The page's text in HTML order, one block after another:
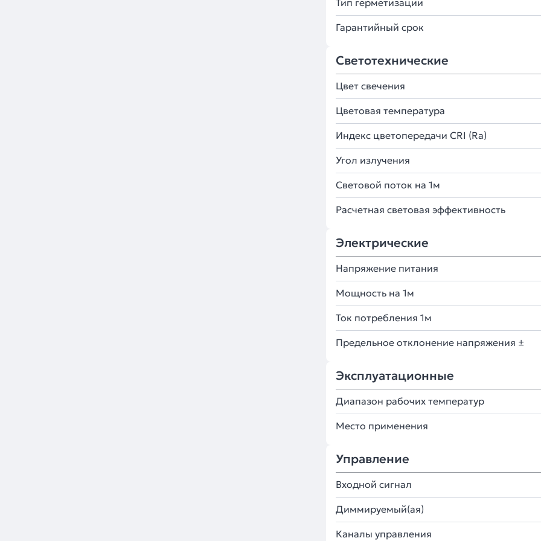
Тип герметизации
Гарантийный срок
Светотехнические
Цвет свечения
Цветовая температура
Индекс цветопередачи CRI (Ra)
Угол излучения
Световой поток на 1м
Расчетная световая эффективность
Электрические
Напряжение питания
Мощность на 1м
Ток потребления 1м
Предельное отклонение напряжения ±
Эксплуатационные
Диапазон рабочих температур
Место применения
Управление
Входной сигнал
Диммируемый(ая)
Каналы управления